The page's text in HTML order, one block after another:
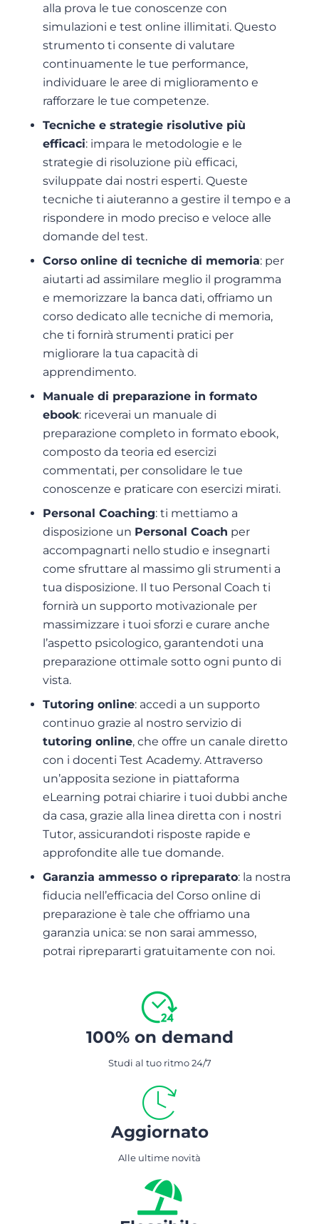
alla prova le tue conoscenze con
simulazioni e test online illimitati. Questo
strumento ti consente di valutare
continuamente le tue performance,
individuare le aree di miglioramento e
rafforzare le tue competenze.
Tecniche e strategie risolutive più
efficaci: impara le metodologie e le
strategie di risoluzione più efficaci,
sviluppate dai nostri esperti. Queste
tecniche ti aiuteranno a gestire il tempo e a
rispondere in modo preciso e veloce alle
domande del test.
Corso online di tecniche di memoria: per
aiutarti ad assimilare meglio il programma
e memorizzare la banca dati, offriamo un
corso dedicato alle tecniche di memoria,
che ti fornirà strumenti pratici per
migliorare la tua capacità di
apprendimento.
Manuale di preparazione in formato
ebook: riceverai un manuale di
preparazione completo in formato ebook,
composto da teoria ed esercizi
commentati, per consolidare le tue
conoscenze e praticare con esercizi mirati.
Personal Coaching: ti mettiamo a
disposizione un Personal Coach per
accompagnarti nello studio e insegnarti
come sfruttare al massimo gli strumenti a
tua disposizione. Il tuo Personal Coach ti
fornirà un supporto motivazionale per
massimizzare i tuoi sforzi e curare anche
l’aspetto psicologico, garantendoti una
preparazione ottimale sotto ogni punto di
vista.
Tutoring online: accedi a un supporto
continuo grazie al nostro servizio di
tutoring online, che offre un canale diretto
con i docenti Test Academy. Attraverso
un’apposita sezione in piattaforma
eLearning potrai chiarire i tuoi dubbi anche
da casa, grazie alla linea diretta con i nostri
Tutor, assicurandoti risposte rapide e
approfondite alle tue domande.
Garanzia ammesso o ripreparato: la nostra
fiducia nell’efficacia del Corso online di
preparazione è tale che offriamo una
garanzia unica: se non sarai ammesso,
potrai riprepararti gratuitamente con noi.
100% on demand
Studi al tuo ritmo 24/7
Aggiornato
Alle ultime novità